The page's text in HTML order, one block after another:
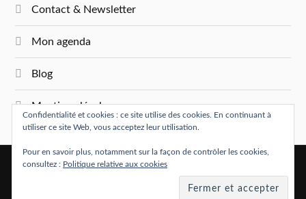
Contact & Newsletter
Mon agenda
Blog
Mentions légales
WORDPRESS &
THÈME PAR
ANDERS NORÉN
Confidentialité et cookies : ce site utilise des cookies. En continuant à
utiliser ce site Web, vous acceptez leur utilisation.
Pour en savoir plus, notamment sur la façon de contrôler les cookies,
consultez : Politique relative aux cookies